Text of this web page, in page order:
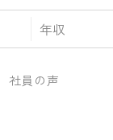
年収
社員の声